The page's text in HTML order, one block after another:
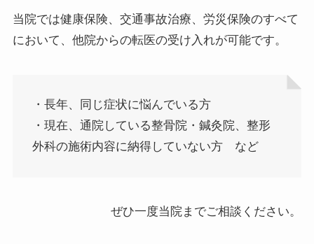
当院では健康保険、交通事故治療、労災保険のすべて
において、他院からの転医の受け入れが可能です。
・長年、同じ症状に悩んでいる方
・現在、通院している整骨院・鍼灸院、整形
外科の施術内容に納得していない方 など
ぜひ一度当院までご相談ください。